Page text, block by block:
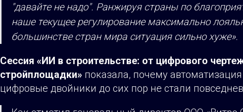
"давайте не надо". Ранжируя страны по
наше текущее регулирование максимально
большинстве стран мира ситуация сильно хуже».
Сессия «ИИ в строительстве: от цифрового
стройплощадки» показала, почему
цифровые двойники до сих пор не стали